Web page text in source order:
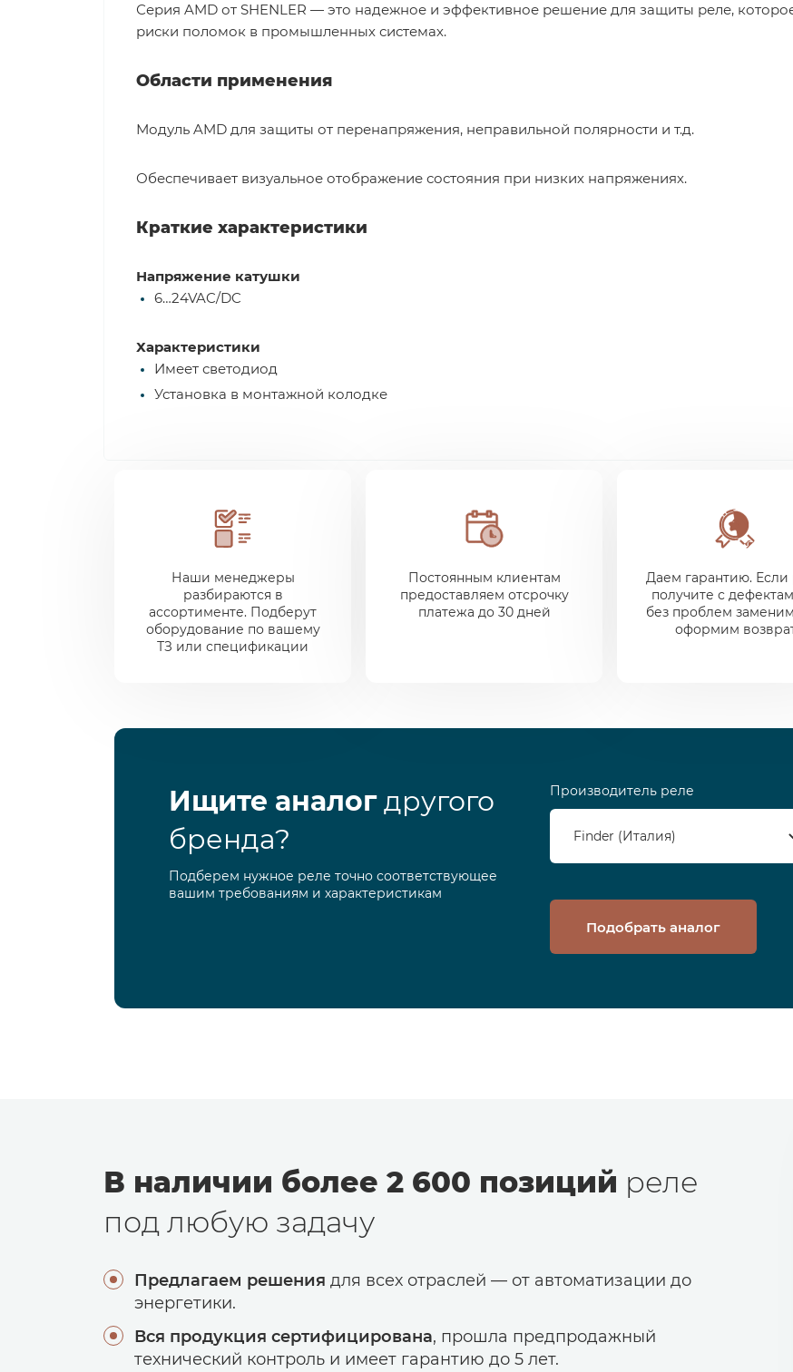
Серия AMD от SHENLER — это надежное и эффективное решение для защиты реле,
риски поломок в промышленных системах.
Области применения
Модуль AMD для защиты от перенапряжения, неправильной полярности и т.д.
Обеспечивает визуальное отображение состояния при низких напряжениях.
Краткие характеристики
Напряжение катушки
6…24VAC/DC
Характеристики
Имеет светодиод
Установка в монтажной колодке
Наши менеджеры
разбираются в
ассортименте. Подберут
оборудование по вашему
ТЗ или спецификации
Постоянным клиентам
предоставляем отсрочку
платежа до 30 дней
Даем гарантию. Если
получите с
без проблем
оформим
Ищите аналогдругого
бренда?
Подберем нужное реле точно соответствующее
вашим требованиям и характеристикам
Производитель реле
Подобрать аналог
В наличии более 2 600 позиций реле
под любую задачу
Предлагаем решения для всех отраслей — от автоматизации до
энергетики.
Вся продукция сертифицирована, прошла предпродажный
технический контроль и имеет гарантию до 5 лет.